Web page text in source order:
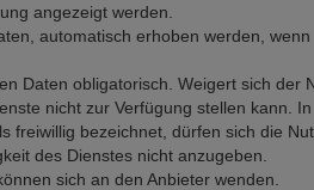
angezeigt werden.
automatisch erhoben werden, wenn
Daten obligatorisch. Weigert sich der
nicht zur Verfügung stellen kann. In
freiwillig bezeichnet, dürfen sich die
des Dienstes nicht anzugeben.
sich an den Anbieter wenden.